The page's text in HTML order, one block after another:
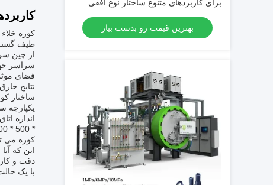
برای کاربردهای متنوع ساختار نوع افقی
بهترین قیمت رو بدست بیار
کوره
طیف
سراسر
فضای
نتايج
ساختار
یکپارچه
کوره می
دقت و
با یک